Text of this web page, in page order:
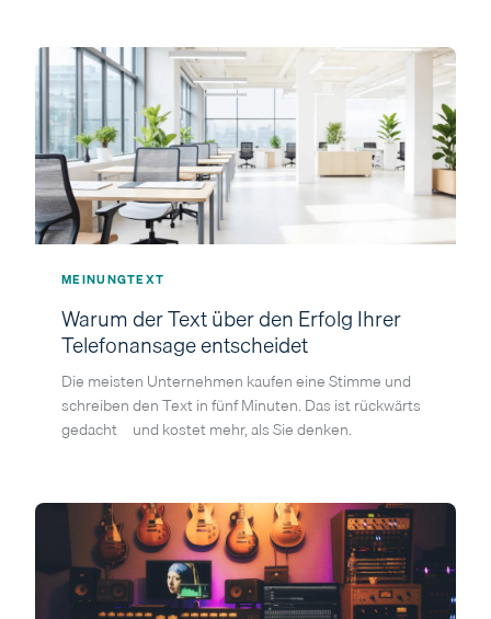
MEINUNGTEXT
Warum der Text über den Erfolg Ihrer
Telefonansage entscheidet
Die meisten Unternehmen kaufen eine Stimme und
schreiben den Text in fünf Minuten. Das ist rückwärts
gedacht – und kostet mehr, als Sie denken.